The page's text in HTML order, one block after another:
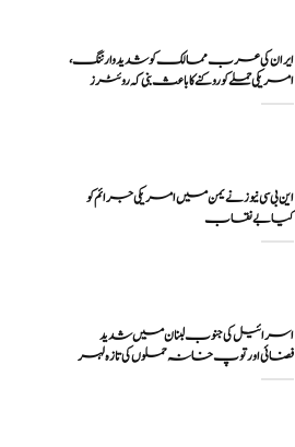
ایران کی عرب ممالک کو شدید وارننگ،
امریکی حملے کو روکنے کا باعث بنی کہ روئٹرز
این بی سی نیوز نے یمن میں امریکی جرائم کو
اسرائیل کی جنوب لبنان میں شدید
فضائی اور توپ خانہ حملوں کی تازہ لہر